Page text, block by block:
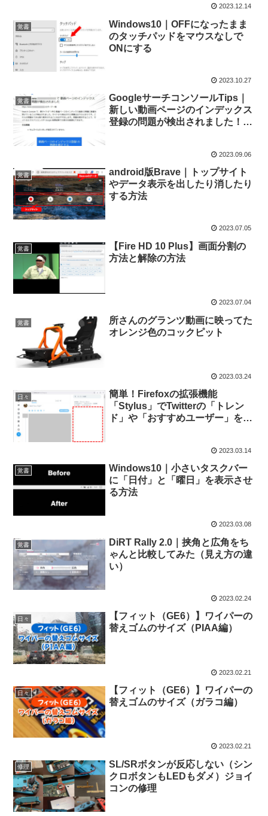
2023.12.14
覚書
Windows10｜OFFになったまま
のタッチパッドをマウスなしで
ONにする
2023.10.27
覚書
GoogleサーチコンソールTips｜
新しい動画ページのインデックス
登録の問題が検出されました！を
2023.09.06
覚書
android版Brave｜トップサイト
やデータ表示を出したり消したり
する方法
2023.07.05
覚書
【Fire HD 10 Plus】画面分割の
方法と解除の方法
2023.07.04
覚書
所さんのグランツ動画に映ってた
オレンジ色のコックピット
2023.03.24
日々
簡単！Firefoxの拡張機能
「Stylus」でTwitterの「トレン
ド」や「おすすめユーザー」を非
2023.03.14
覚書
Windows10｜小さいタスクバー
に「日付」と「曜日」を表示させ
る方法
2023.03.08
覚書
DiRT Rally 2.0｜挟角と広角をち
ゃんと比較してみた（見え方の違
い）
2023.02.24
日々
【フィット（GE6）】ワイパーの
替えゴムのサイズ（PIAA編）
2023.02.21
日々
【フィット（GE6）】ワイパーの
替えゴムのサイズ（ガラコ編）
2023.02.21
修理
SL/SRボタンが反応しない（シン
クロボタンもLEDもダメ）ジョイ
コンの修理